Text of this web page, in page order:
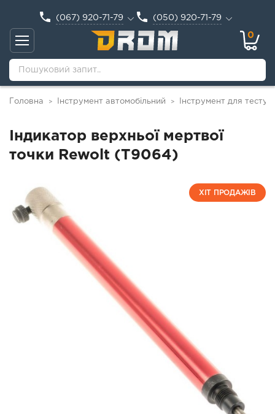
(067) 920-71-79 (050) 920-71-79
0
Головна > Інструмент автомобільний > Інструмент для
Індикатор верхньої мертвої
точки Rewolt (T9064)
ХІТ ПРОДАЖІВ